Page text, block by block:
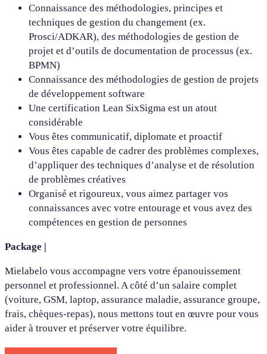
Connaissance des méthodologies, principes et
techniques de gestion du changement (ex.
Prosci/ADKAR), des méthodologies de gestion de
projet et d’outils de documentation de processus (ex.
BPMN)
Connaissance des méthodologies de gestion de projets
de développement software
Une certification Lean SixSigma est un atout
considérable
Vous êtes communicatif, diplomate et proactif
Vous êtes capable de cadrer des problèmes complexes,
d’appliquer des techniques d’analyse et de résolution
de problèmes créatives
Organisé et rigoureux, vous aimez partager vos
connaissances avec votre entourage et vous avez des
compétences en gestion de personnes
Package |
Mielabelo vous accompagne vers votre épanouissement
personnel et professionnel. A côté d’un salaire complet
(voiture, GSM, laptop, assurance maladie, assurance groupe,
frais, chèques-repas), nous mettons tout en œuvre pour vous
aider à trouver et préserver votre équilibre.